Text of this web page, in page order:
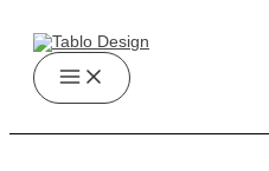
naar
inhoud Main
Menu